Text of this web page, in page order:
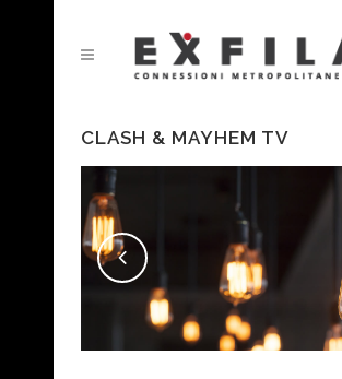
CLASH & MAYHEM TV